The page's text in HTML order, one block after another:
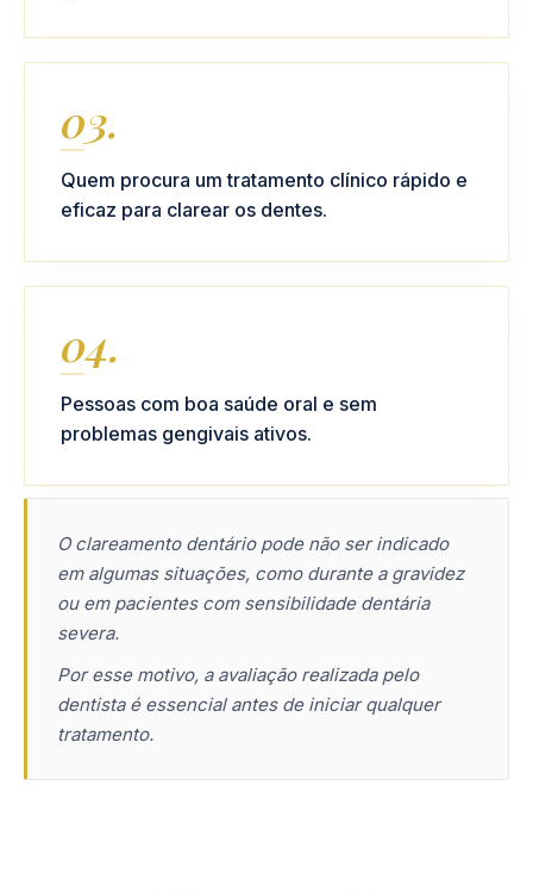
03.
Quem procura um tratamento clínico rápido e
eficaz para clarear os dentes.
04.
Pessoas com boa saúde oral e sem
problemas gengivais ativos.
O clareamento dentário pode não ser indicado
em algumas situações, como durante a gravidez
ou em pacientes com sensibilidade dentária
severa.
Por esse motivo, a avaliação realizada pelo
dentista é essencial antes de iniciar qualquer
tratamento.